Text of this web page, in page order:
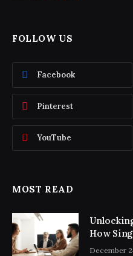
FOLLOW US
Facebook
Pinterest
YouTube
MOST READ
How
December